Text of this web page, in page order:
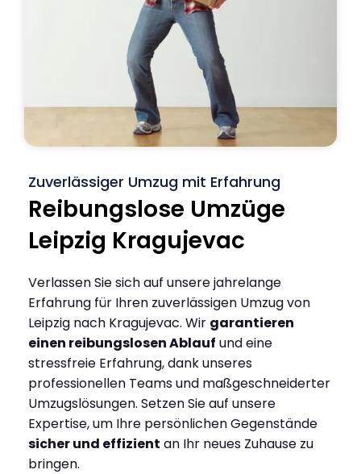
Zuverlässiger Umzug mit Erfahrung
Reibungslose Umzüge
Leipzig Kragujevac
Verlassen Sie sich auf unsere jahrelange
Erfahrung für Ihren zuverlässigen Umzug von
Leipzig nach Kragujevac. Wir garantieren
einen reibungslosen Ablauf und eine
stressfreie Erfahrung, dank unseres
professionellen Teams und maßgeschneiderter
Umzugslösungen. Setzen Sie auf unsere
Expertise, um Ihre persönlichen Gegenstände
sicher und effizient an Ihr neues Zuhause zu
bringen.